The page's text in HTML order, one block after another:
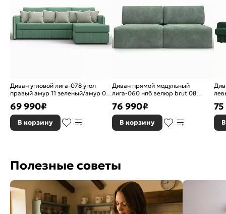
Вес, кг:
101
Бренд:
Диван угловой лига-078 угол
правый амур 11 зеленый/амур 02
69 990₽
В корзину
Диван прямой модульный
лига-060 нпб велюр brut 08
76 990₽
В корзину
Полезные советы